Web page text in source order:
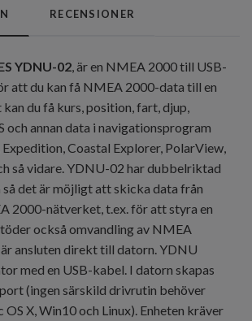
RECENSIONER
YDNU-02 , är en NMEA 2000 till USB-
att du kan få NMEA 2000-data till en
du få kurs, position, fart, djup,
och annan data i navigationsprogram
Coastal Explorer, PolarView,
så vidare. YDNU-02 har dubbelriktad
det är möjligt att skicka data från
2000-nätverket, t.ex. för att styra en
också omvandling av NMEA
ansluten direkt till datorn. YDNU
med en USB-kabel. I datorn skapas
(ingen särskild drivrutin behöver
X, Win10 och Linux). Enheten kräver